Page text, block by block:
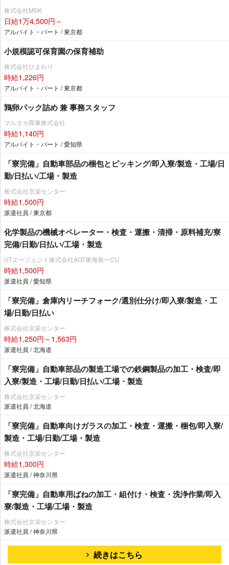
株式会社MSK
日給1万4,500円～
アルバイト・パート / 東京都
小規模認可保育園の保育補助
株式会社ひまわり
時給1,226円
アルバイト・パート / 東京都
鶉卵パック詰め 兼 事務スタッフ
マルタカ商事株式会社
時給1,140円
アルバイト・パート / 愛知県
「寮完備」自動車部品の梱包とピッキング/即入寮/製造・工場/日
勤/日払い/工場・製造
株式会社京栄センター
時給1,500円
派遣社員 / 東京都
化学製品の機械オペレーター・検査・運搬・清掃・原料補充/寮
完備/日勤/日払い/工場・製造
UTエージェント株式会社AGT東海第一CU
時給1,500円
派遣社員 / 愛知県
「寮完備」倉庫内リーチフォーク/選別仕分け/即入寮/製造・工
場/日勤/日払い
株式会社京栄センター
時給1,250円～1,563円
派遣社員 / 北海道
「寮完備」自動車部品の製造工場での鉄鋼製品の加工・検査/即
入寮/製造・工場/日勤/日払い/工場・製造
株式会社京栄センター
派遣社員 / 北海道
「寮完備」自動車向けガラスの加工・検査・運搬・梱包/即入寮/
製造・工場/日勤/工場・製造
株式会社京栄センター
時給1,300円
派遣社員 / 神奈川県
「寮完備」自動車用ばねの加工・組付け・検査・洗浄作業/即入
寮/製造・工場/工場・製造
株式会社京栄センター
派遣社員 / 神奈川県
続きはこちら